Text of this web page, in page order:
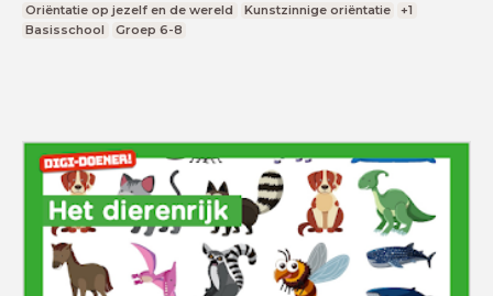
Oriëntatie op jezelf en de wereld Kunstzinnige oriëntatie
+1
Basisschool
Groep 6-8